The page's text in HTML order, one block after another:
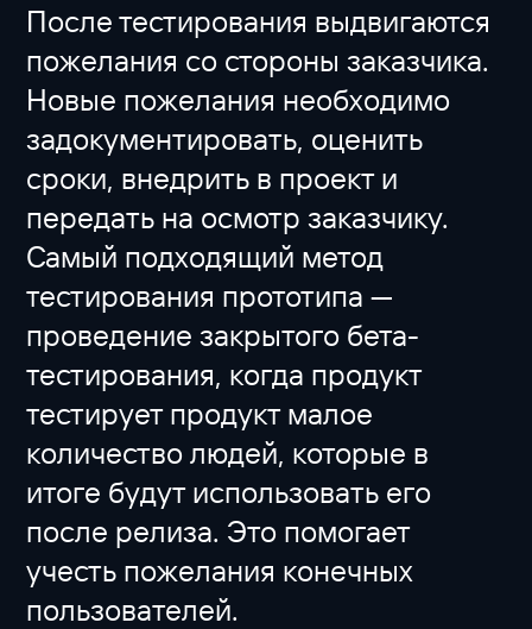
После тестирования выдвигаются
пожелания со стороны заказчика.
Новые пожелания необходимо
задокументировать, оценить
сроки, внедрить в проект и
передать на осмотр заказчику.
Самый подходящий метод
тестирования прототипа —
проведение закрытого бета-
тестирования, когда продукт
тестирует продукт малое
количество людей, которые в
итоге будут использовать его
после релиза. Это помогает
учесть пожелания конечных
пользователей.